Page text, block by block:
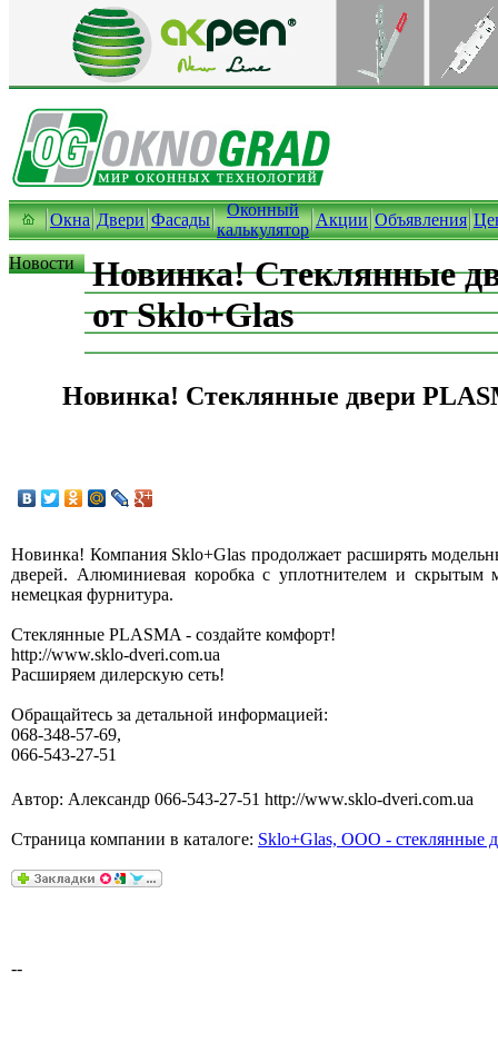
Окна Двери Фасады
Оконный
калькулятор
Акции Объявления
Новости
Новинка! Стеклянные
от Sklo+Glas
Новинка! Стеклянные двери
Новинка! Компания Sklo+Glas продолжает расширять
дверей. Алюминиевая коробка с уплотнителем и скрытым
немецкая фурнитура.
Стеклянные PLASMA - создайте комфорт!
http://www.sklo-dveri.com.ua
Расширяем дилерскую сеть!
Обращайтесь за детальной информацией:
068-348-57-69,
066-543-27-51
Автор: Александр 066-543-27-51 http://www.sklo-dveri.com.ua
Страница компании в каталоге: Sklo+Glas, ООО - стеклянные
--